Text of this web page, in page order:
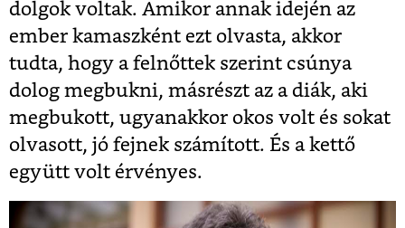
dolgok voltak. Amikor annak idején az
ember kamaszként ezt olvasta, akkor
tudta, hogy a felnőttek szerint csúnya
dolog megbukni, másrészt az a diák, aki
megbukott, ugyanakkor okos volt és sokat
olvasott, jó fejnek számított. És a kettő
együtt volt érvényes.